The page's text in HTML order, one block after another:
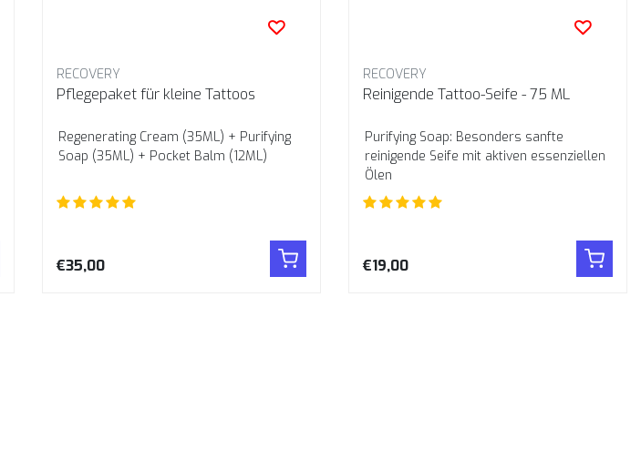
RECOVERY
Pflegepaket für kleine Tattoos
Regenerating Cream (35ML) + Purifying
Soap (35ML) + Pocket Balm (12ML)
€35,00
RECOVERY
Reinigende Tattoo-Seife - 75 ML
Purifying Soap: Besonders sanfte
reinigende Seife mit aktiven essenziellen
Ölen
€19,00